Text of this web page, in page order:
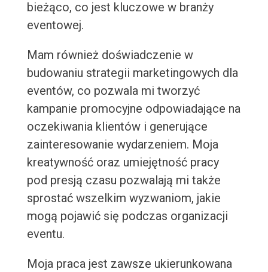
bieżąco, co jest kluczowe w branży
eventowej.
Mam również doświadczenie w
budowaniu strategii marketingowych dla
eventów, co pozwala mi tworzyć
kampanie promocyjne odpowiadające na
oczekiwania klientów i generujące
zainteresowanie wydarzeniem. Moja
kreatywność oraz umiejętność pracy
pod presją czasu pozwalają mi także
sprostać wszelkim wyzwaniom, jakie
mogą pojawić się podczas organizacji
eventu.
Moja praca jest zawsze ukierunkowana